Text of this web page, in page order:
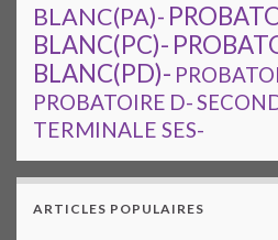
BLANC(PA)-
BLANC(PC)-
BLANC(PD)-
PROBATOIRE D-
TERMINALE SES-
ARTICLES POPULAIRES